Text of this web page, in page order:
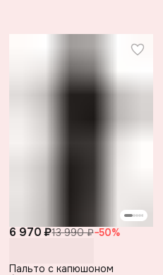
6 970 ₽13 990 ₽−50%
Пальто с капюшоном